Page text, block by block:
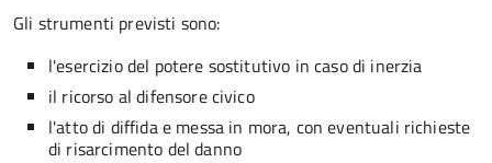
Gli strumenti previsti sono:
l'esercizio del potere sostitutivo in caso di inerzia
il ricorso al difensore civico
l'atto di diffida e messa in mora, con eventuali richieste
di risarcimento del danno